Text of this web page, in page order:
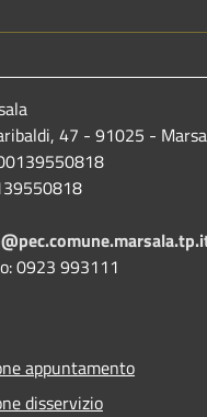
47 - 91025 -
0923 993111
appuntamento
disservizio